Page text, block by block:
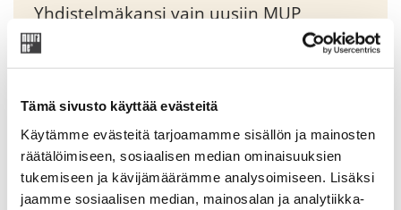
Tämä sivusto käyttää evästeitä
Käytämme evästeitä tarjoamamme sisällön ja mainosten
räätälöimiseen, sosiaalisen median ominaisuuksien
tukemiseen ja kävijämäärämme analysoimiseen. Lisäksi
jaamme sosiaalisen median, mainosalan ja analytiikka-
Yhdistelmäkansi vain uusiin MUP
kokonaisuuksiin. Ei myydä erillisenä
tuotteena.
47,00€
Original
price
was:
47,00 €.
39,95€
Current
price
is:
39,95 €.
Tuotekoodi: X2083900vaihto